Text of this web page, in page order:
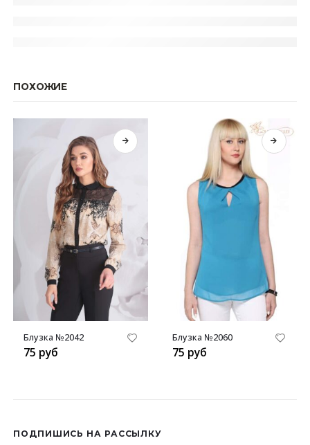
ПОХОЖИЕ
Этот товар имеет несколько вариаций. Опции можно выбрать на странице товара.
Блузка №2042
75 руб
Блузка №2060
75 руб
ПОДПИШИСЬ НА РАССЫЛКУ